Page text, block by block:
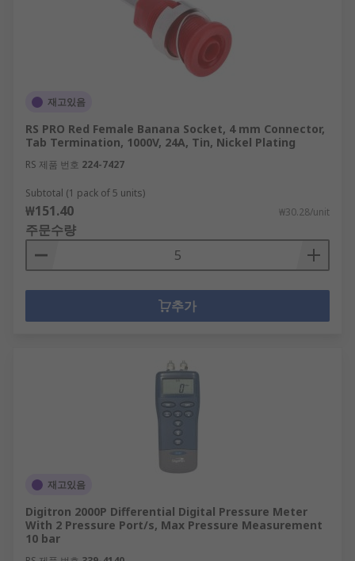
재고있음
RS PRO Red Female Banana Socket, 4 mm Connector,
Tab Termination, 1000V, 24A, Tin, Nickel Plating
RS 제품 번호 224-7427
Subtotal (1 pack of 5 units)
₩151.40 ₩30.28/unit
주문수량
추가
재고있음
Digitron 2000P Differential Digital Pressure Meter
With 2 Pressure Port/s, Max Pressure Measurement
10 bar